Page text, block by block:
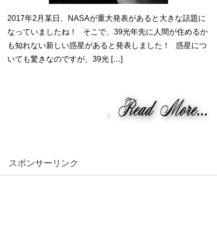
2017年2月某日、NASAが重大発表があると大きな話題に
なっていましたね！ そこで、39光年先に人間が住めるか
も知れない新しい惑星があると発表しました！ 惑星につ
いても驚きなのですが、39光 […]
スポンサーリンク